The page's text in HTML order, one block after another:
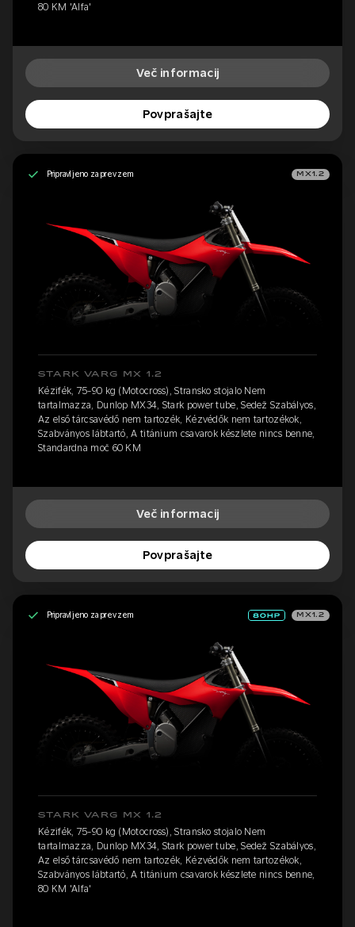
80 KM 'Alfa'
Več informacij
Povprašajte
Pripravljeno za prevzem MX1.2
STARK VARG MX 1.2
Kézifék, 75-90 kg (Motocross), Stransko stojalo Nem
tartalmazza, Dunlop MX34, Stark power tube, Sedež Szabályos,
Az első tárcsavédő nem tartozék, Kézvédők nem tartozékok,
Szabványos lábtartó, A titánium csavarok készlete nincs benne,
Standardna moč 60 KM
Več informacij
Povprašajte
Pripravljeno za prevzem MX1.2
STARK VARG MX 1.2
Kézifék, 75-90 kg (Motocross), Stransko stojalo Nem
tartalmazza, Dunlop MX34, Stark power tube, Sedež Szabályos,
Az első tárcsavédő nem tartozék, Kézvédők nem tartozékok,
Szabványos lábtartó, A titánium csavarok készlete nincs benne,
80 KM 'Alfa'